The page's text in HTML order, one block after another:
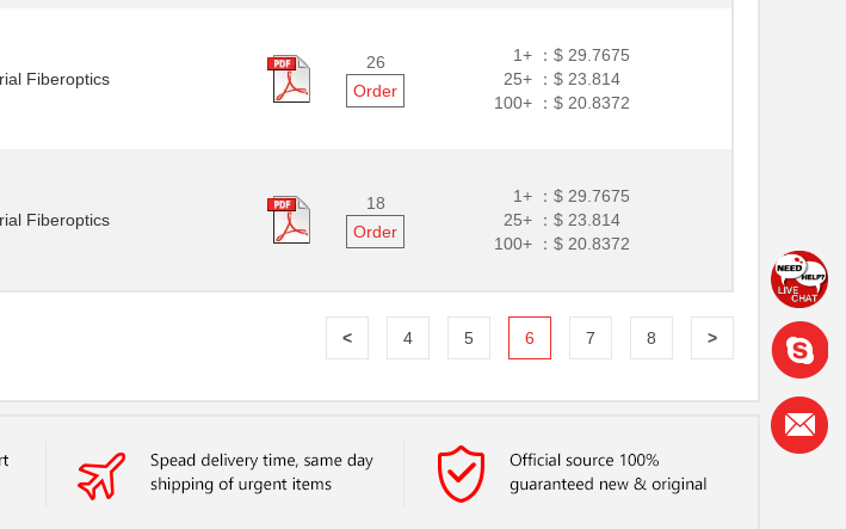
Fiberoptics
26
Order
1+ ：$ 29.7675
25+ ：$ 23.814
100+ ：$ 20.8372
Fiberoptics
18
Order
1+ ：$ 29.7675
25+ ：$ 23.814
100+ ：$ 20.8372
< 4 5 6 7 8 >